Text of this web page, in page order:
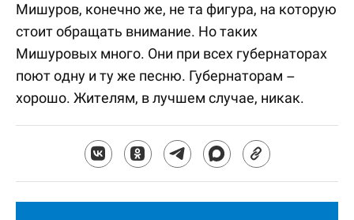
Мишуров, конечно же, не та фигура, на которую
стоит обращать внимание. Но таких
Мишуровых много. Они при всех губернаторах
поют одну и ту же песню. Губернаторам –
хорошо. Жителям, в лучшем случае, никак.